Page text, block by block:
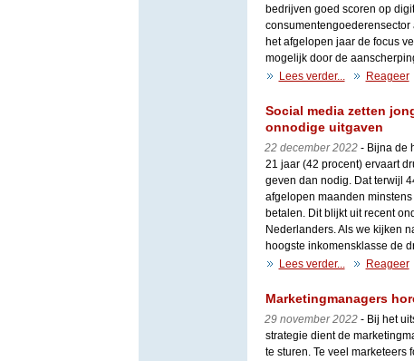
bedrijven goed scoren op
het afgelopen jaar de focus
mogelijk door de
Lees verder...
Reageer
Social media zetten
onnodige uitgaven
22 december 2022- Bijna de
21 jaar (42 procent) ervaart
geven dan nodig. Dat terwijl
afgelopen maanden
betalen. Dit blijkt uit recent
Nederlanders. Als we kijken
hoogste inkomensklasse de
Lees verder...
Reageer
Marketingmanagers
29 november 2022- Bij het
strategie dient de
te sturen. Te veel marketeers